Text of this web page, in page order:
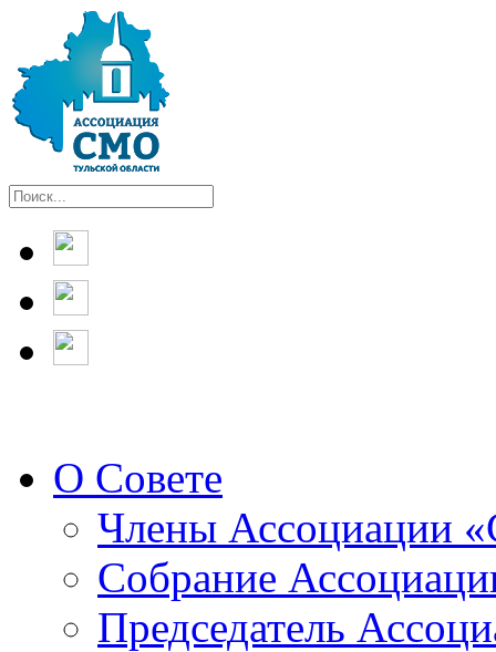
О Совете
Члены Ассоциации
Собрание
Председатель